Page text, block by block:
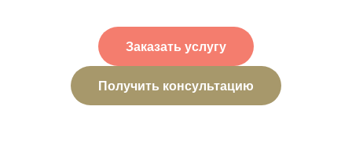
Заказать услугу
Получить консультацию